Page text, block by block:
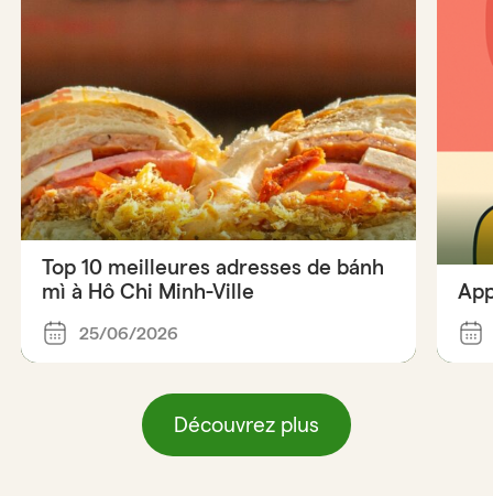
Top 10 meilleures adresses de bánh
mì à Hô Chi Minh-Ville
25/06/2026
Découvrez plus